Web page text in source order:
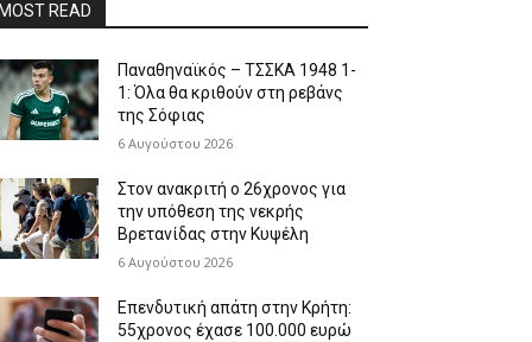
READ
Παναθηναϊκός – ΤΣΣΚΑ 1948 1-
1: Όλα θα κριθούν στη ρεβάνς
της Σόφιας
6 Αυγούστου 2026
Στον ανακριτή ο 26χρονος για
την υπόθεση της νεκρής
Βρετανίδας στην Κυψέλη
6 Αυγούστου 2026
Επενδυτική απάτη στην Κρήτη:
55χρονος έχασε 100.000 ευρώ